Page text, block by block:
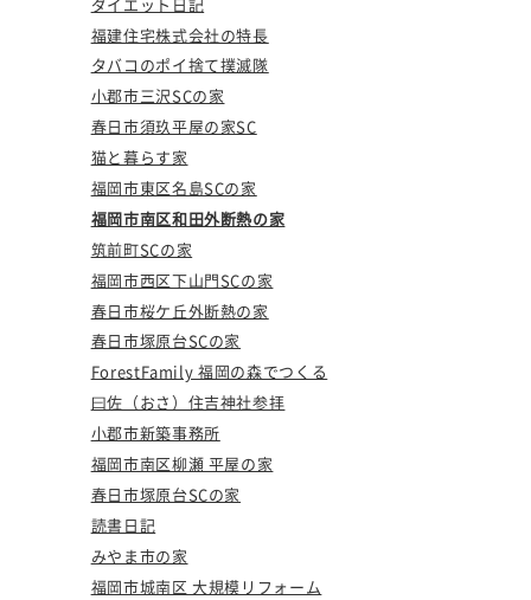
福建住宅株式会社の特長
タバコのポイ捨て撲滅隊
小郡市三沢SCの家
春日市須玖平屋の家SC
猫と暮らす家
福岡市東区名島SCの家
福岡市南区和田外断熱の家
筑前町SCの家
福岡市西区下山門SCの家
春日市桜ケ丘外断熱の家
春日市塚原台SCの家
ForestFamily 福岡の森でつくる
曰佐（おさ）住吉神社参拝
小郡市新築事務所
福岡市南区柳瀬 平屋の家
春日市塚原台SCの家
読書日記
みやま市の家
福岡市城南区 大規模リフォーム